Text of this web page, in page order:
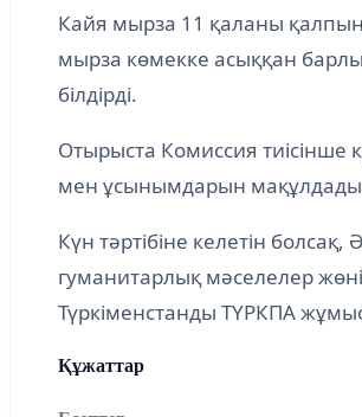
Кайя мырза 11 қаланы
мырза көмекке асыққан
білдірді.
Отырыста Комиссия тиісінше
мен ұсынымдарын
Күн тәртібіне келетін
гуманитарлық мәселелер
Түркіменстанды ТҮРКПА
Құжаттар